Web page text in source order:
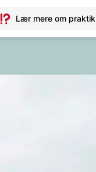
Lær mere om praktik